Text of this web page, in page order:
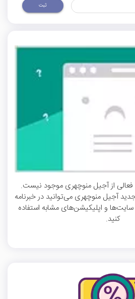
ثبت
از آجیل منوچهری موجود نیست.
آجیل منوچهری می‌توانید در خبرنامه
و اپلیکیشن‌های مشابه استفاده
کنید.